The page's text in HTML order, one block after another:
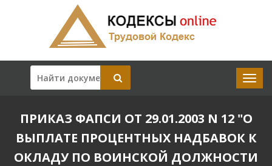
ПРИКАЗ ФАПСИ ОТ 29.01.2003 N 12 "О
ВЫПЛАТЕ ПРОЦЕНТНЫХ НАДБАВОК К
ОКЛАДУ ПО ВОИНСКОЙ ДОЛЖНОСТИ